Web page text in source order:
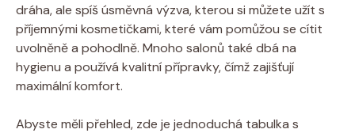
dráha, ale spíš úsměvná výzva, kterou si můžete užít s
příjemnými kosmetičkami, které vám pomůžou se cítit
uvolněně a pohodlně. Mnoho salonů také dbá na
hygienu a používá kvalitní přípravky, čímž zajišťují
maximální komfort.
Abyste měli přehled, zde je jednoduchá tabulka s